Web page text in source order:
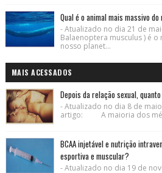
Qual é o animal mais massivo do
- Atualizado no dia 21 de
Balaenoptera musculus ) é
nosso planet...
MAIS ACESSADOS
Depois da relação sexual,
- Atualizado no dia 8 de
artigo: A maioria dos
BCAA injetável e nutrição
esportiva e muscular?
- Atualizado no dia 19 de